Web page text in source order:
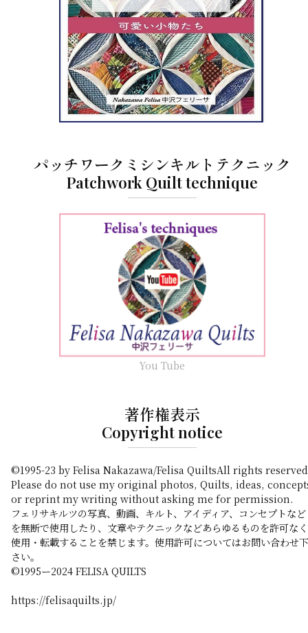
パッチワークミシンキルトテクニック
Patchwork Quilt technique
You Tube
著作権表示
Copyright notice
©1995-23 by Felisa Nakazawa/Felisa QuiltsAll rights
Please do not use my original photos, Quilts, ideas,
or reprint my writing without asking me for permission.
フェリサキルツの写真、動画、キルト、アイディア、コンセプトなど
を無断で使用したり、文章やテクニックなどあらゆるものを許可なく
使用・転載することを禁じます。使用許可についてはお問い合わせ下
さい。
©️1995ー2024 FELISA QUILTS
https://felisaquilts.jp/